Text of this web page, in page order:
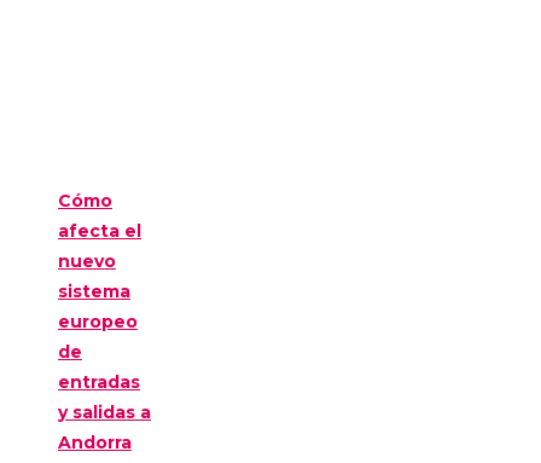
Cómo
afecta el
nuevo
sistema
europeo
de
entradas
y salidas a
Andorra